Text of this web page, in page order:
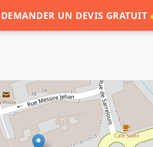
DEMANDER UN DEVIS GRATUIT